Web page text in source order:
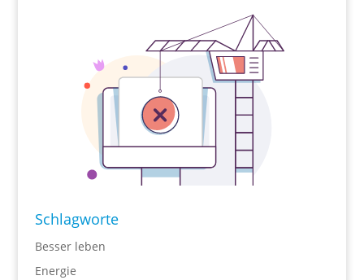
Schlagworte
Besser leben
Energie